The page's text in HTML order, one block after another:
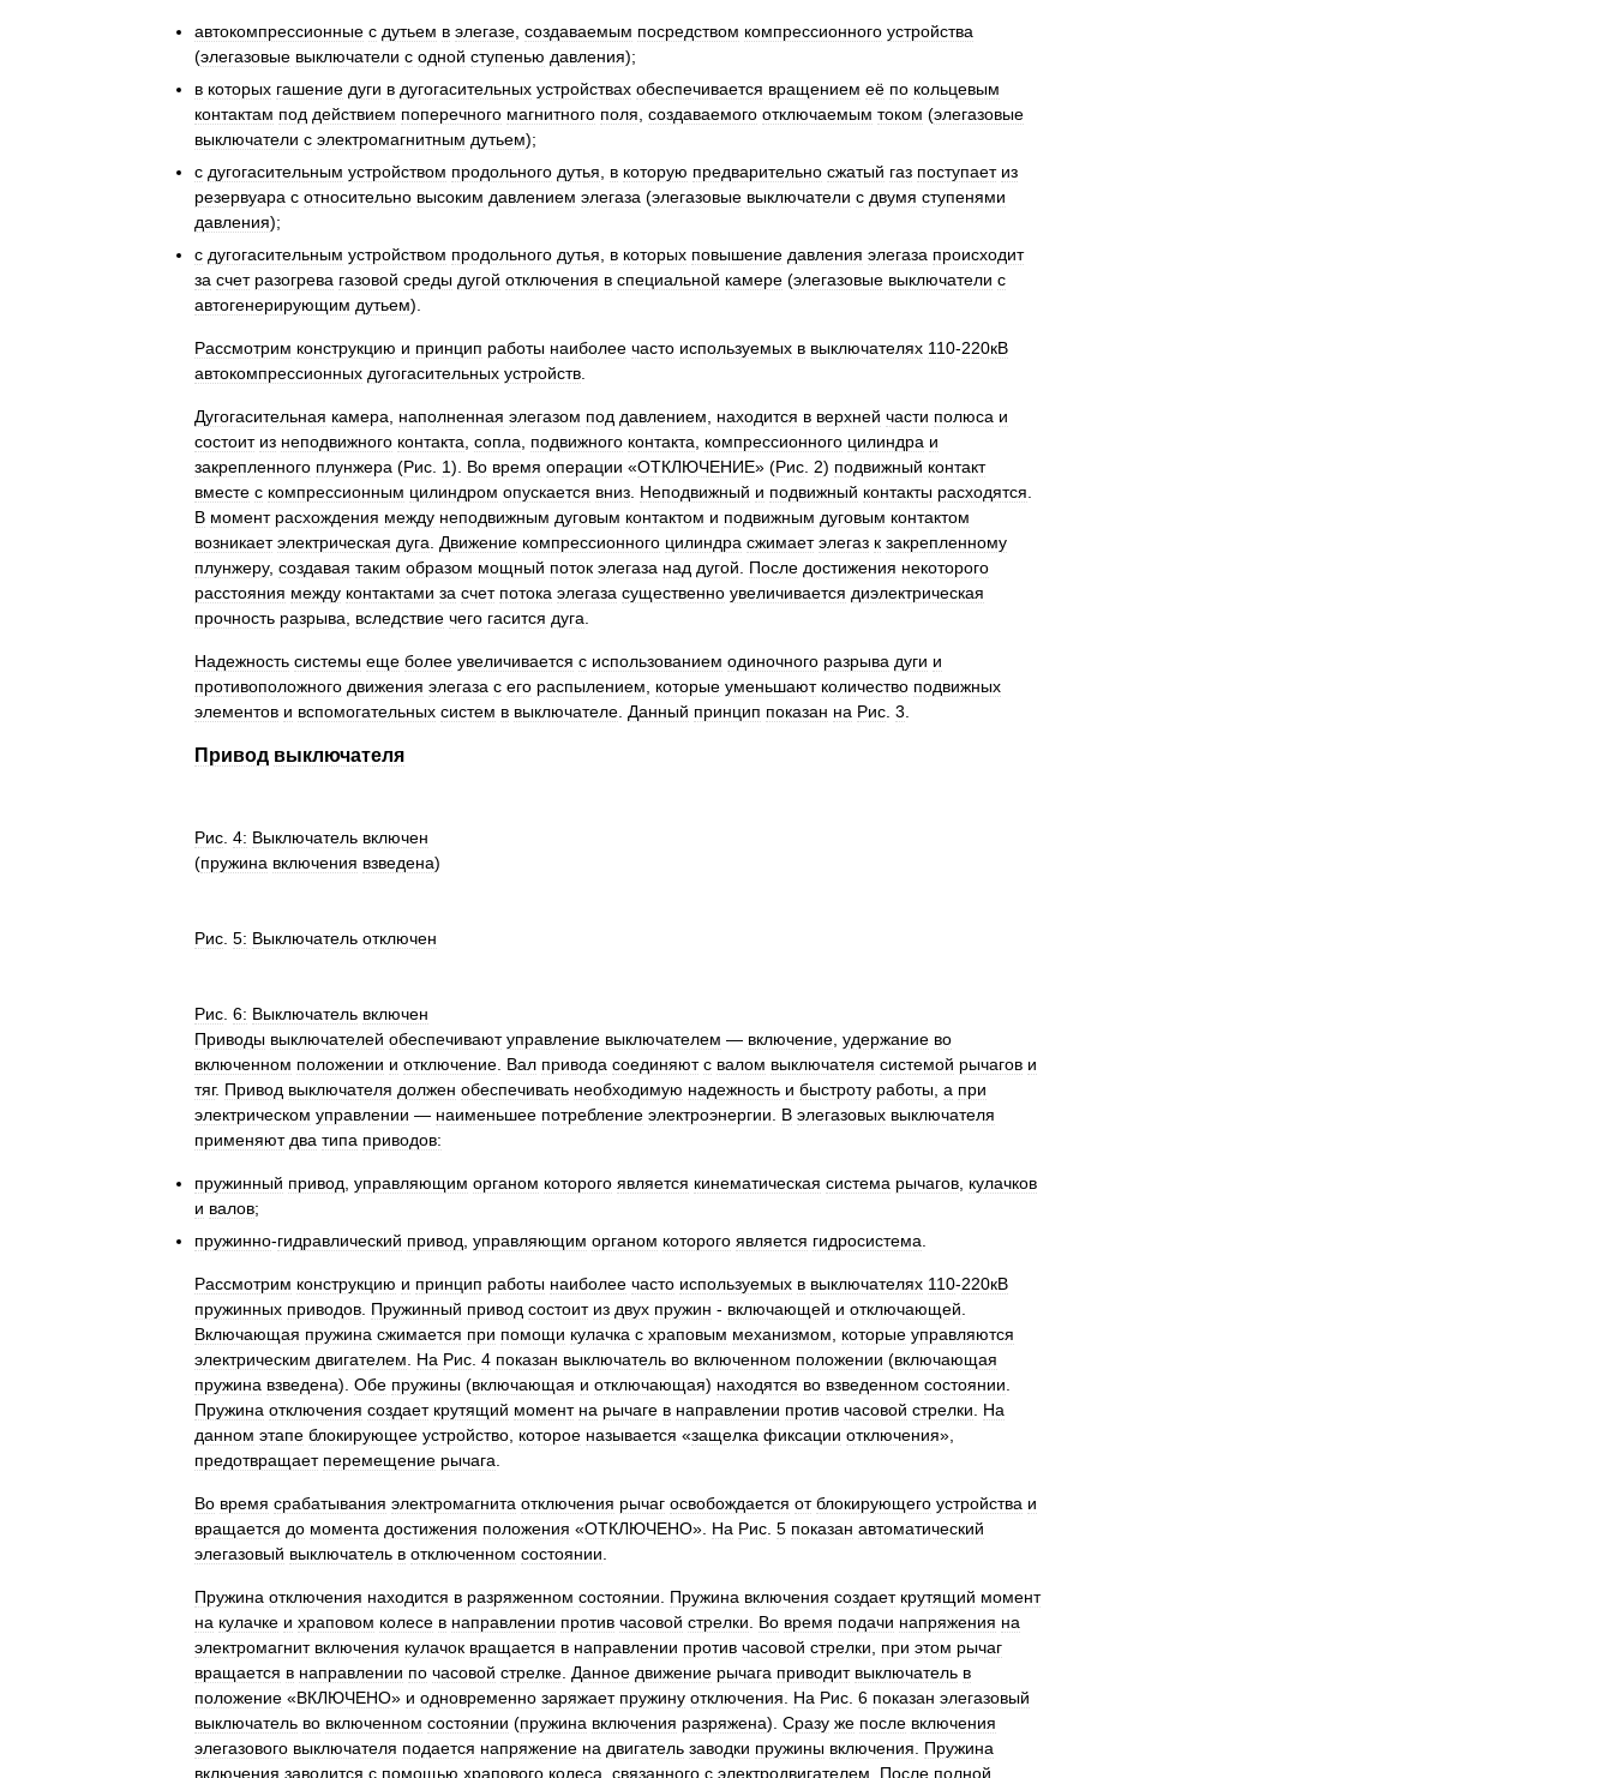
автокомпрессионные с дутьем в элегазе создаваемым посредством компрессионного устройства
(элегазовые выключатели с одной ступенью давления);
в которых гашение дуги в дугогасительных устройствах обеспечивается вращением её по кольцевым
контактам под действием поперечного магнитного поля создаваемого отключаемым током (элегазовые
выключатели с электромагнитным дутьем);
с дугогасительным устройством продольного дутья в которую предварительно сжатый газ поступает из
резервуара с относительно высоким давлением элегаза (элегазовые выключатели с двумя ступенями
давления);
с дугогасительным устройством продольного дутья в которых повышение давления элегаза происходит
за счет разогрева газовой среды дугой отключения в специальной камере (элегазовые выключатели с
автогенерирующим дутьем).
Рассмотрим конструкцию и принцип работы наиболее часто используемых в выключателях 110-220кВ
автокомпрессионных дугогасительных устройств
Дугогасительная камера наполненная элегазом под давлением находится в верхней части полюса и
состоит из неподвижного контакта сопла подвижного контакта компрессионного цилиндра и
закрепленного плунжера (Рис 1). Во время операции «ОТКЛЮЧЕНИЕ» (Рис 2) подвижный контакт
вместе с компрессионным цилиндром опускается вниз Неподвижный и подвижный контакты расходятся
В момент расхождения между неподвижным дуговым контактом и подвижным дуговым контактом
возникает электрическая дуга Движение компрессионного цилиндра сжимает элегаз к закрепленному
плунжеру, создавая таким образом мощный поток элегаза над дугой После достижения некоторого
расстояния между контактами за счет потока элегаза существенно увеличивается диэлектрическая
прочность разрыва вследствие чего гасится дуга
Надежность системы еще более увеличивается с использованием одиночного разрыва дуги и
противоположного движения элегаза с его распылением которые уменьшают количество подвижных
элементов и вспомогательных систем в выключателе Данный принцип показан на Рис 3
Привод выключателя
Рис 4: Выключатель включен
(пружина включения взведена)
Рис 5: Выключатель отключен
Рис 6: Выключатель включен
Приводы выключателей обеспечивают управление выключателем — включение удержание во
включенном положении и отключение Вал привода соединяют с валом выключателя системой рычагов и
тяг. Привод выключателя должен обеспечивать необходимую надежность и быстроту работы а при
электрическом управлении — наименьшее потребление электроэнергии В элегазовых выключателя
применяют два типа приводов:
пружинный привод управляющим органом которого является кинематическая система рычагов кулачков
и валов;
пружинно-гидравлический привод управляющим органом которого является гидросистема
Рассмотрим конструкцию и принцип работы наиболее часто используемых в выключателях 110-220кВ
пружинных приводов Пружинный привод состоит из двух пружин - включающей и отключающей
Включающая пружина сжимается при помощи кулачка с храповым механизмом которые управляются
электрическим двигателем На Рис 4 показан выключатель во включенном положении (включающая
пружина взведена). Обе пружины (включающая и отключающая) находятся во взведенном состоянии
Пружина отключения создает крутящий момент на рычаге в направлении против часовой стрелки
На
данном этапе блокирующее устройство которое называется «защелка фиксации отключения»,
предотвращает перемещение рычага
Во время срабатывания электромагнита отключения рычаг освобождается от блокирующего устройства и
вращается до момента достижения положения «ОТКЛЮЧЕНО». На Рис 5 показан автоматический
элегазовый выключатель в отключенном состоянии
Пружина отключения находится в разряженном состоянии Пружина включения создает крутящий момент
на кулачке и храповом колесе в направлении против часовой стрелки Во время подачи напряжения на
электромагнит включения кулачок вращается в направлении против часовой стрелки при этом рычаг
вращается в направлении по часовой стрелке Данное движение рычага приводит выключатель в
положение «ВКЛЮЧЕНО» и одновременно заряжает пружину отключения На Рис 6 показан элегазовый
выключатель во включенном состоянии (пружина включения разряжена). Сразу же после включения
элегазового выключателя подается напряжение на двигатель заводки пружины включения
Пружина
включения заводится с помощью храпового колеса связанного с электродвигателем После полной